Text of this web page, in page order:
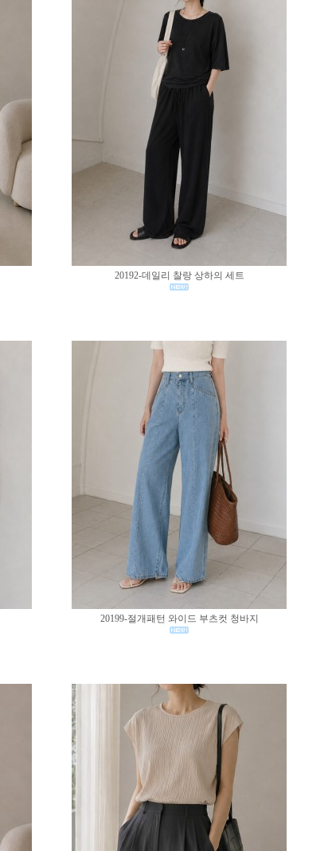
20192-데일리 찰랑 상하의 세트
20199-절개패턴 와이드 부츠컷 청바지